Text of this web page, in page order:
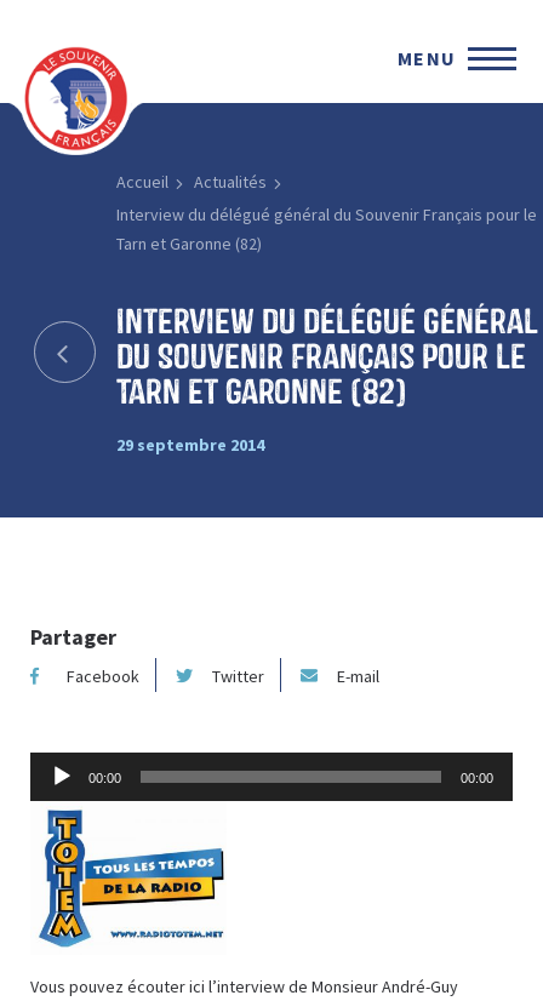
MENU
Accueil
Actualités
Interview du délégué général du Souvenir Français pour le
Tarn et Garonne (82)
Interview du délégué général
du Souvenir Français pour le
Tarn et Garonne (82)
29 septembre 2014
Partager
Facebook Twitter E-mail
Lecteur 00:00 00:00
Vous pouvez écouter ici l’interview de Monsieur André-Guy